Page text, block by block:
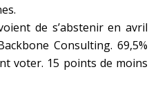
de s’abstenir en avril
Consulting. 69,5%
voter. 15 points de moins